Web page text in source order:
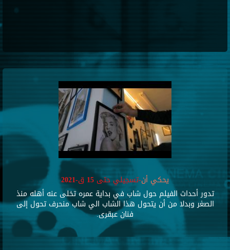
يحكي أن-تسجيلي حتى 15 ق-2021
تدور أحداث الفيلم حول شاب في بداية عمره تخلى عنه أهله منذ
الصغر وبدلا من أن يتحول هذا الشاب الي شاب منحرف تحول إلى
فنان عبقرى.